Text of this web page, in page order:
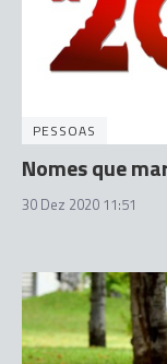
PESSOAS
Nomes que
30 Dez 2020 11:51